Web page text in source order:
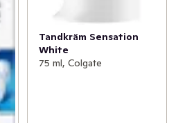
Tandkräm Sensation
White
75 ml, Colgate